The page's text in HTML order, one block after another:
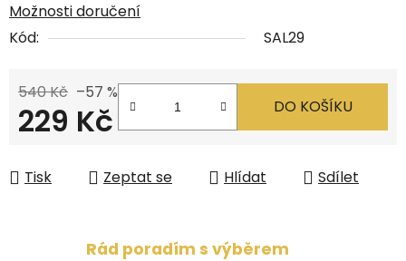
Možnosti doručení
Kód:
SAL29
540 Kč –57 %
229 Kč DO KOŠÍKU
Tisk Zeptat se Hlídat Sdílet
Rád poradím s výběrem